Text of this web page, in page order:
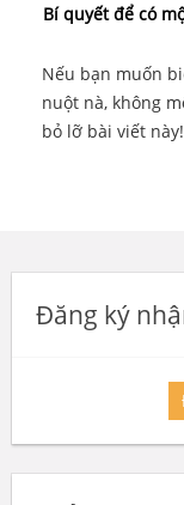
Bí quyết để có
Nếu bạn muốn
nuột nà, không
bỏ lỡ bài viết
Đăng ký